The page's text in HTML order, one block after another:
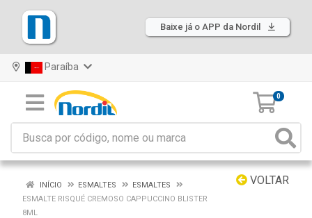
Baixe já o APP da Nordil
Paraíba
0
VOLTAR
INÍCIO ESMALTES
ESMALTES
ESMALTE RISQUÉ CREMOSO CAPPUCCINO BLISTER
8ML